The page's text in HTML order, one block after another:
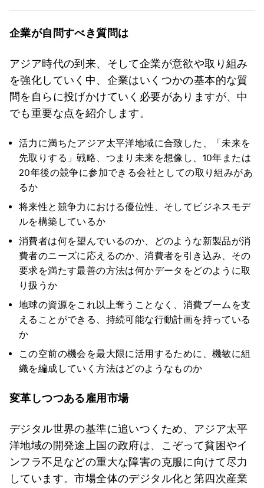
企業が自問すべき質問は
アジア時代の到来、そして企業が意欲や取り組み
を強化していく中、企業はいくつかの基本的な質
問を自らに投げかけていく必要がありますが、中
でも重要な点を紹介します。
活力に満ちたアジア太平洋地域に合致した、「未来を
先取りする」戦略、つまり未来を想像し、10年または
20年後の競争に参加できる会社としての取り組みがあ
るか
将来性と競争力における優位性、そしてビジネスモデ
ルを構築しているか
消費者は何を望んでいるのか、どのような新製品が消
費者のニーズに応えるのか、消費者を引き込み、その
要求を満たす最善の方法は何かデータをどのように取
り扱うか
地球の資源をこれ以上奪うことなく、消費ブームを支
えることができる、持続可能な行動計画を持っている
か
この空前の機会を最大限に活用するために、機敏に組
織を編成していく方法はどのようなものか
変革しつつある雇用市場
デジタル世界の基準に追いつくため、アジア太平
洋地域の開発途上国の政府は、こぞって貧困やイ
ンフラ不足などの重大な障害の克服に向けて尽力
しています。市場全体のデジタル化と第四次産業